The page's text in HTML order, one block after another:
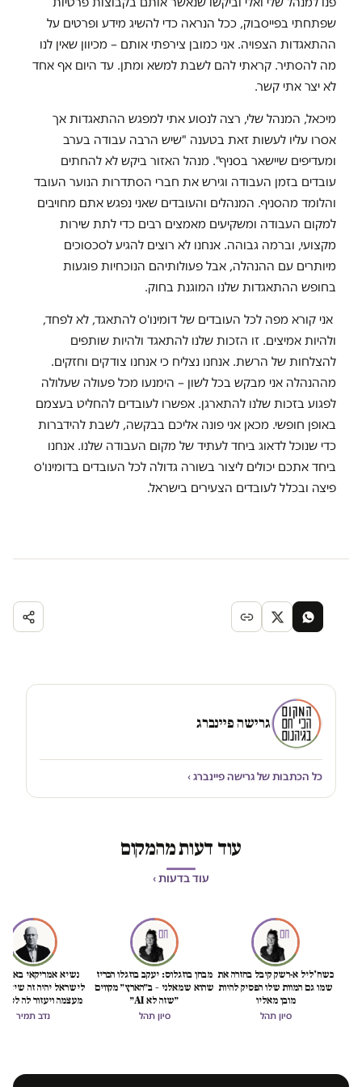
שפתחתי בפייסבוק, ככל הנראה כדי להשיג מידע ופרטים על
ההתאגדות הצפויה. אני כמובן צירפתי אותם – מכיוון שאין לנו
מה להסתיר. קראתי להם לשבת למשא ומתן. עד היום אף אחד
לא יצר אתי קשר.
מיכאל, המנהל שלי, רצה לנסוע אתי למפגש ההתאגדות אך
אסרו עליו לעשות זאת בטענה "שיש הרבה עבודה בערב
ומעדיפים שיישאר בסניף". מנהל האזור ביקש לא להחתים
עובדים בזמן העבודה וגירש את חברי הסתדרות הנוער העובד
והלומד מהסניף. המנהלים והעובדים שאני נפגש אתם מחויבים
למקום העבודה ומשקיעים מאמצים רבים כדי לתת שירות
מקצועי, וברמה גבוהה. אנחנו לא רוצים להגיע לסכסוכים
מיותרים עם ההנהלה, אבל פעולותיהם הנוכחיות פוגעות
בחופש ההתאגדות שלנו המוגנת בחוק.
אני קורא מפה לכל העובדים של דומינו'ס להתאגד, לא לפחד,
ולהיות אמיצים. זו הזכות שלנו להתאגד ולהיות שותפים
להצלחות של הרשת. אנחנו נצליח כי אנחנו צודקים וחזקים.
מההנהלה אני מבקש בכל לשון – הימנעו מכל פעולה שעלולה
לפגוע בזכות שלנו להתארגן. אפשרו לעובדים להחליט בעצמם
באופן חופשי. מכאן אני פונה אליכם בבקשה, לשבת להידברות
כדי שנוכל לדאוג ביחד לעתיד של מקום העבודה שלנו. אנחנו
ביחד אתכם יכולים ליצור בשורה גדולה לכל העובדים בדומינו'ס
פיצה ובכלל לעובדים הצעירים בישראל.
גרישה פיינברג
כל הכתבות של גרישה פיינברג ›
עוד דעות מהמקום
עוד בדעות ›
כשח'ליל א-רשק קיבל בחזרה את
שמו גם המוות שלו הפסיק להיות
מובן מאליו
סיון תהל
מבחן בוזגלוס: יעקב בוזגלו הכריז
שהוא שמאלני – ב״הארץ״ מקווים
״שזה לא AI״
סיון תהל
נשיא אמריקאי באמת
לישראל יהיה זה
מעצמה ויעזור לה
הכיבוש
נדב תמיר